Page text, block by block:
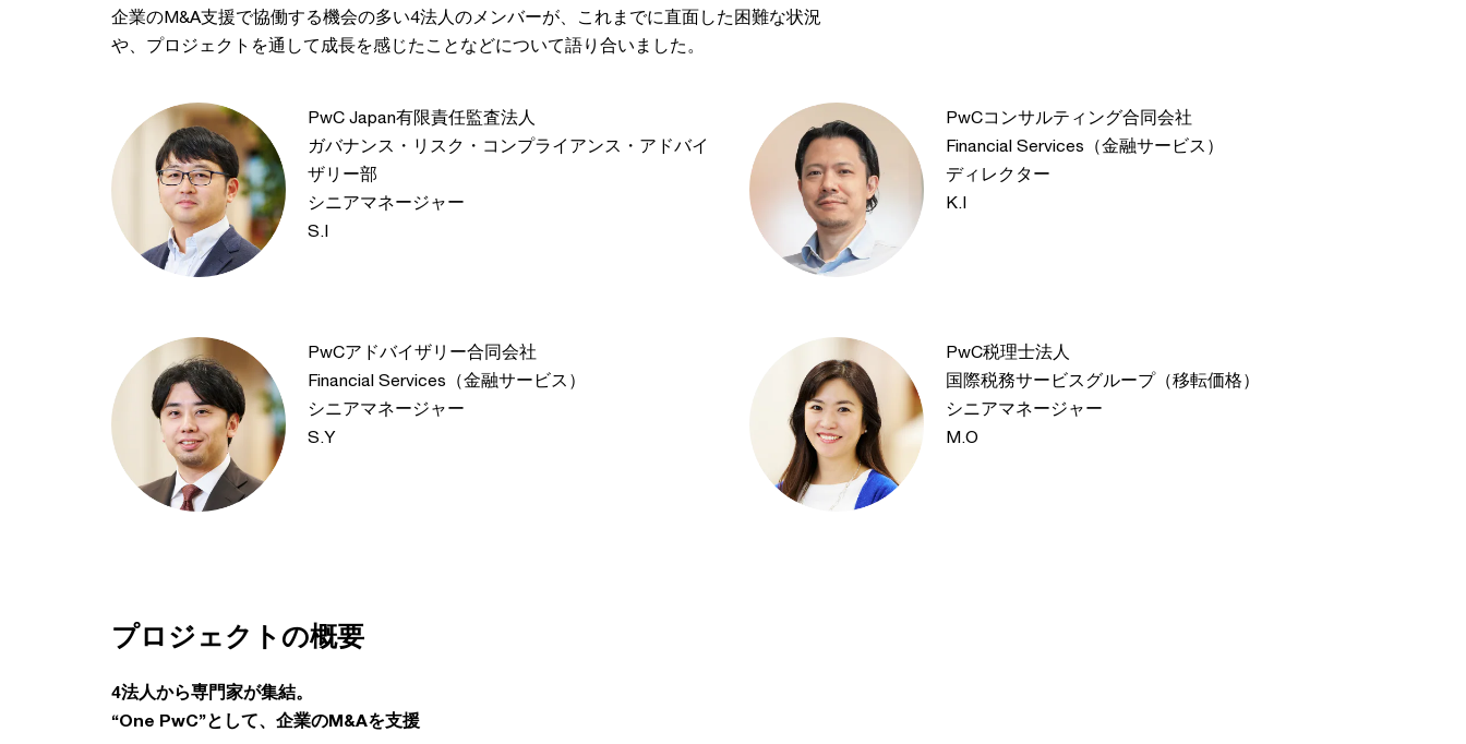
企業のM&A支援で協働する機会の多い4法人のメンバーが、これまでに直面した困難な状況
や、プロジェクトを通して成長を感じたことなどについて語り合いました。
PwC Japan有限責任監査法人
ガバナンス・リスク・コンプライアンス・アドバイ
ザリー部
シニアマネージャー
S.I
PwCコンサルティング合同会社
Financial Services（金融サービス）
ディレクター
K.I
PwCアドバイザリー合同会社
Financial Services（金融サービス）
シニアマネージャー
S.Y
PwC税理士法人
国際税務サービスグループ（移転価格）
シニアマネージャー
M.O
プロジェクトの概要
4法人から専門家が集結。
“One PwC”として、企業のM&Aを支援